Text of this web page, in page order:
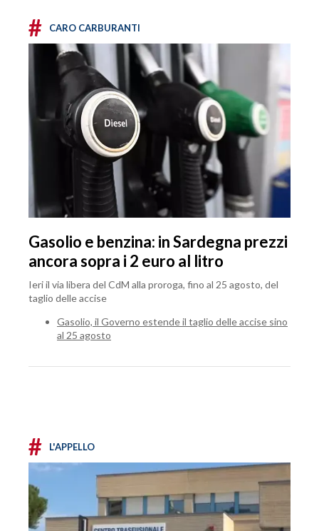
# CARO CARBURANTI
Gasolio e benzina: in Sardegna prezzi
ancora sopra i 2 euro al litro
Ieri il via libera del CdM alla proroga, fino al 25 agosto, del
taglio delle accise
Gasolio, il Governo estende il taglio delle accise sino
al 25 agosto
# L'APPELLO